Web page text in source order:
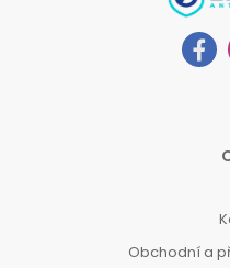
Obchodní a